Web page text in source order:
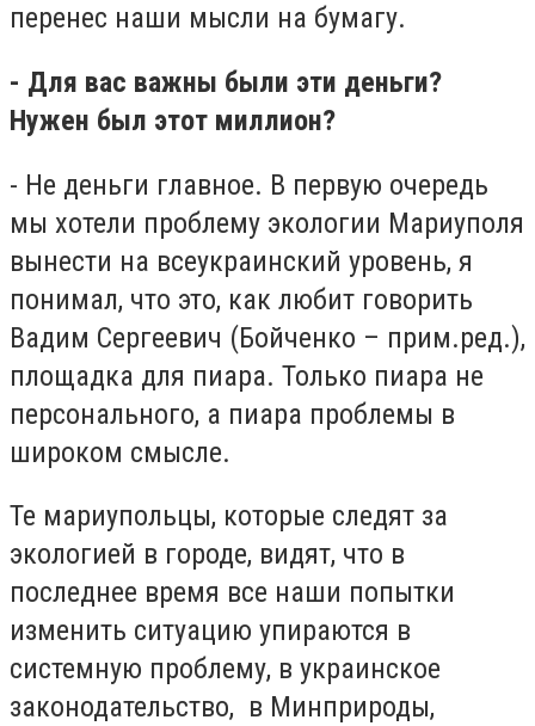
перенес наши мысли на бумагу.
- Для вас важны были эти деньги?
Нужен был этот миллион?
- Не деньги главное. В первую очередь
мы хотели проблему экологии Мариуполя
вынести на всеукраинский уровень, я
понимал, что это, как любит говорить
Вадим Сергеевич (Бойченко – прим.ред.),
площадка для пиара. Только пиара не
персонального, а пиара проблемы в
широком смысле.
Те мариупольцы, которые следят за
экологией в городе, видят, что в
последнее время все наши попытки
изменить ситуацию упираются в
системную проблему, в украинское
законодательство, в Минприроды,